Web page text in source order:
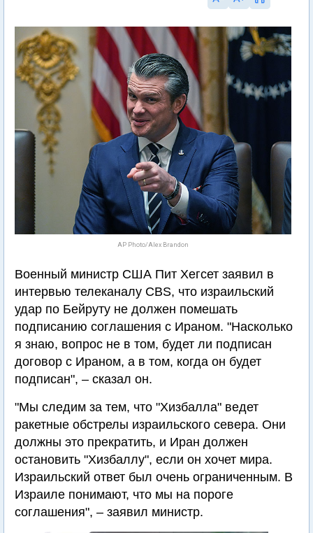
AP Photo/Alex Brandon
Военный министр США Пит Хегсет заявил в
интервью телеканалу CBS, что израильский
удар по Бейруту не должен помешать
подписанию соглашения с Ираном. "Насколько
я знаю, вопрос не в том, будет ли подписан
договор с Ираном, а в том, когда он будет
подписан", – сказал он.
"Мы следим за тем, что "Хизбалла" ведет
ракетные обстрелы израильского севера. Они
должны это прекратить, и Иран должен
остановить "Хизбаллу", если он хочет мира.
Израильский ответ был очень ограниченным. В
Израиле понимают, что мы на пороге
соглашения", – заявил министр.